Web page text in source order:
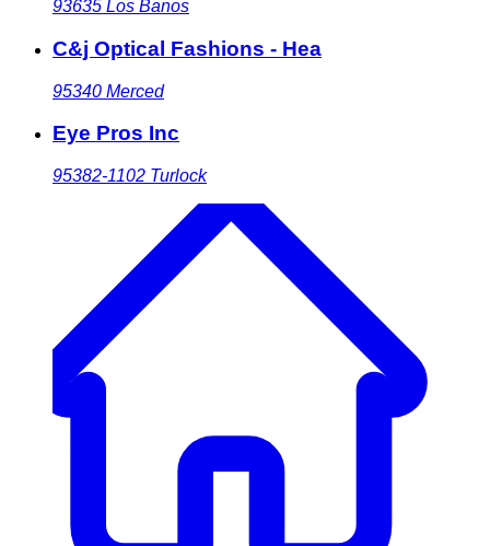
93635 Los Banos
C&j Optical Fashions - Hea
95340 Merced
Eye Pros Inc
95382-1102 Turlock